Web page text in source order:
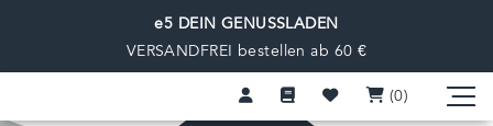
e5 DEIN GENUSSLADEN
VERSANDFREI bestellen ab 60 €
(0)